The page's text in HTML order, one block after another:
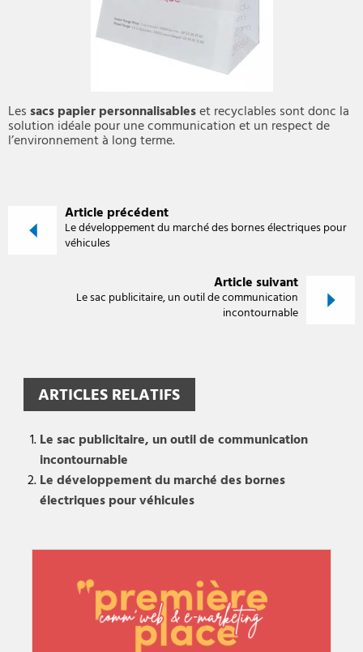
Les sacs papier personnalisableset recyclables sont donc la
solution idéale pour une communication et un respect de
l’environnement à long terme.
Article précédent
Le développement du marché des bornes électriques pour
véhicules
Article suivant
Le sac publicitaire, un outil de communication
incontournable
ARTICLES RELATIFS
Le sac publicitaire, un outil de communication
incontournable
Le développement du marché des bornes
électriques pour véhicules